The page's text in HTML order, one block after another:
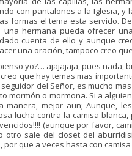
con pantalones a la Iglesia, y
formas el tema esta servido.
una hermana pueda ofrecer
cuenta de ello y aunque
una oración, tampoco creo
yo?… ajajajaja, pues nada,
que hay temas mas
del Señor, es mucho
mormón o mormona. Si a
manera, mejor aun; Aunque,
lucha contra la camisa
(aunque por favor,
otro sale del closet del
por que a veces hasta con